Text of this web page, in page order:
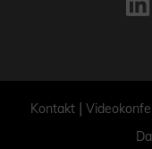
Kontakt |